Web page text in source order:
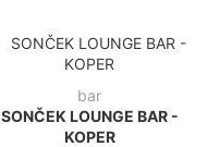
bar
SONČEK LOUNGE BAR -
KOPER